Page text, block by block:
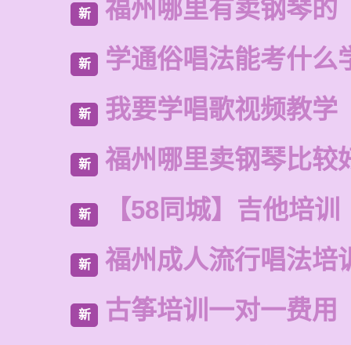
新 福州哪里有卖钢琴的
新 学通俗唱法能考什么
新 我要学唱歌视频教学
新 福州哪里卖钢琴比较
新 【58同城】吉他培训
新 福州成人流行唱法培
新 古筝培训一对一费用